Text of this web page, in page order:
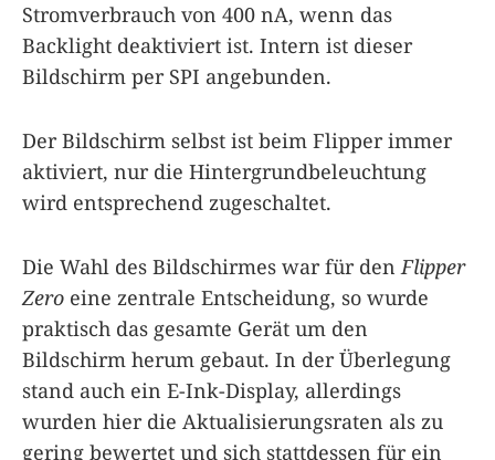
Stromverbrauch von 400 nA, wenn das
Backlight deaktiviert ist. Intern ist dieser
Bildschirm per SPI angebunden.
Der Bildschirm selbst ist beim Flipper immer
aktiviert, nur die Hintergrundbeleuchtung
wird entsprechend zugeschaltet.
Die Wahl des Bildschirmes war für denFlipper
Zero eine zentrale Entscheidung, so wurde
praktisch das gesamte Gerät um den
Bildschirm herum gebaut. In der Überlegung
stand auch ein E-Ink-Display, allerdings
wurden hier die Aktualisierungsraten als zu
gering bewertet und sich stattdessen für ein